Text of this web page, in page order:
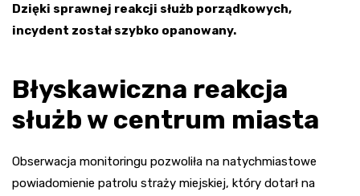
Dzięki sprawnej reakcji służb porządkowych,
incydent został szybko opanowany.
Błyskawiczna reakcja
służb w centrum miasta
Obserwacja monitoringu pozwoliła na natychmiastowe
powiadomienie patrolu straży miejskiej, który dotarł na